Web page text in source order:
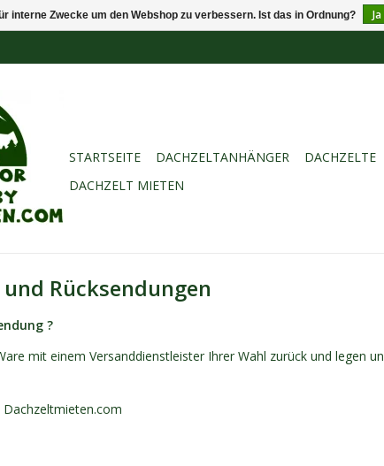
STARTSEITE DACHZELTANHÄNGER DACHZELTE
DACHZELT MIETEN
Rücksendungen
?
mit einem Versanddienstleister Ihrer Wahl zurück und legen
interne Zwecke um den Webshop zu verbessern. Ist das in Ordnung? Ja